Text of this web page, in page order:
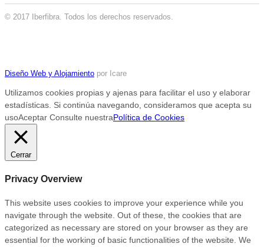
© 2017 Iberfibra. Todos los derechos reservados.
Diseño Web y Alojamiento por Icare
Utilizamos cookies propias y ajenas para facilitar el uso y elaborar
estadísticas. Si continúa navegando, consideramos que acepta su
usoAceptar Consulte nuestraPolítica de Cookies
Cerrar
Privacy Overview
This website uses cookies to improve your experience while you
navigate through the website. Out of these, the cookies that are
categorized as necessary are stored on your browser as they are
essential for the working of basic functionalities of the website. We